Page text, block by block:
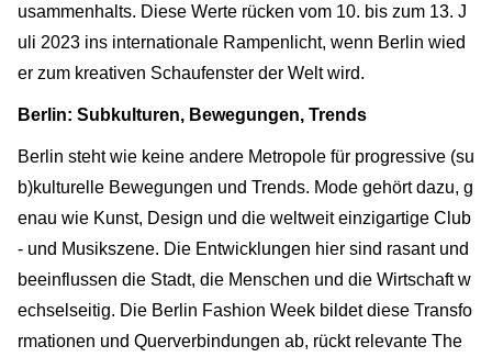
usammenhalts. Diese Werte rücken vom 10. bis zum 13. J
uli 2023 ins internationale Rampenlicht, wenn Berlin wied
er zum kreativen Schaufenster der Welt wird.
Berlin: Subkulturen, Bewegungen, Trends
Berlin steht wie keine andere Metropole für progressive (su
b)kulturelle Bewegungen und Trends. Mode gehört dazu, g
enau wie Kunst, Design und die weltweit einzigartige Club
- und Musikszene. Die Entwicklungen hier sind rasant und
beeinflussen die Stadt, die Menschen und die Wirtschaft w
echselseitig. Die Berlin Fashion Week bildet diese Transfo
rmationen und Querverbindungen ab, rückt relevante The